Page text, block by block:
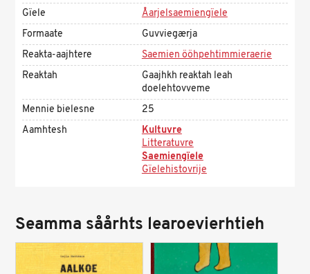
Gïele
Åarjelsaemiengïele
Formaate
Guvviegærja
Reakta-aajhtere
Saemien ööhpehtimmieraerie
Reaktah
Gaajhkh reaktah leah
doelehtovveme
Mennie bielesne
25
Aamhtesh
Kultuvre
Litteratuvre
Saemiengïele
Gïelehistovrije
Seamma såårhts learoevierhtieh